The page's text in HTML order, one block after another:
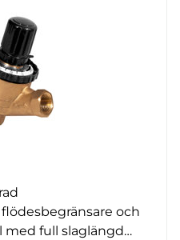
och
med full slaglängd…